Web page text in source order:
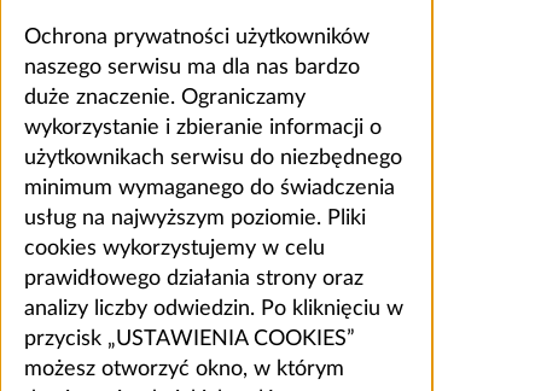
Ochrona prywatności użytkowników
naszego serwisu ma dla nas bardzo
duże znaczenie. Ograniczamy
wykorzystanie i zbieranie informacji o
użytkownikach serwisu do niezbędnego
minimum wymaganego do świadczenia
usług na najwyższym poziomie. Pliki
cookies wykorzystujemy w celu
prawidłowego działania strony oraz
analizy liczby odwiedzin. Po kliknięciu w
przycisk „USTAWIENIA COOKIES”
możesz otworzyć okno, w którym